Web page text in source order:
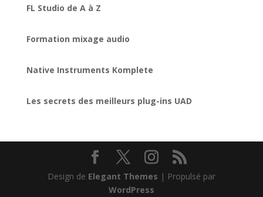
FL Studio de A à Z
Formation mixage audio
Native Instruments Komplete
Les secrets des meilleurs plug-ins UAD
Design de Elegant Themes | Propulsé par
WordPress